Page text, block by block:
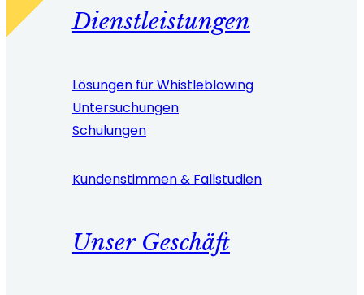
Dienstleistungen
Lösungen für Whistleblowing
Untersuchungen
Schulungen
Kundenstimmen & Fallstudien
Unser Geschäft